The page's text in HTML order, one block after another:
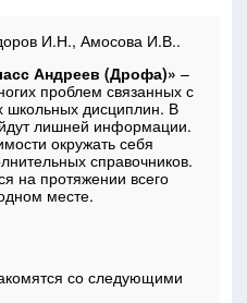
И.Н., Амосова И.В..
Андреев (Дрофа)»–
проблем связанных с
школьных дисциплин. В
лишней информации.
окружать себя
справочников.
на протяжении всего
месте.
со следующими